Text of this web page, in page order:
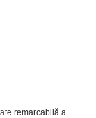
remarcabilă a